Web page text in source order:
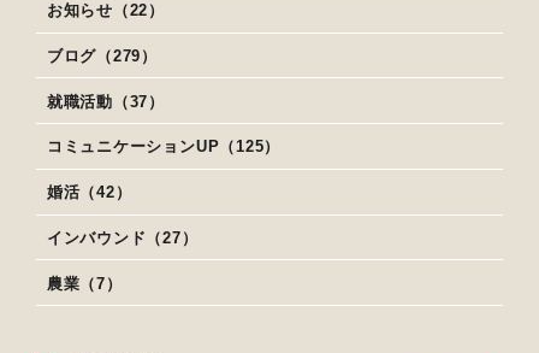
お知らせ（22）
ブログ（279）
就職活動（37）
コミュニケーションUP（125）
婚活（42）
インバウンド（27）
農業（7）